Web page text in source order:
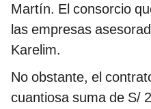
Martín. El consorcio
las empresas
Karelim.
No obstante, el
cuantiosa suma de S/